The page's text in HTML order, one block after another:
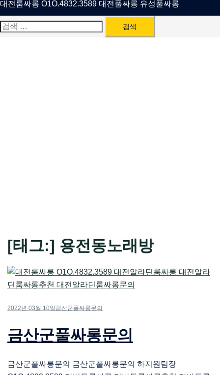
대전룸싸롱 O1O.4832.3589 대전풀싸롱 유성풀싸롱
검
[태그:] 용전동노래방
2022년 03월 10일 금산군풀싸롱문의
금산군풀싸롱문의
금산군풀싸롱문의 금산군풀싸롱문의 하지원팀장